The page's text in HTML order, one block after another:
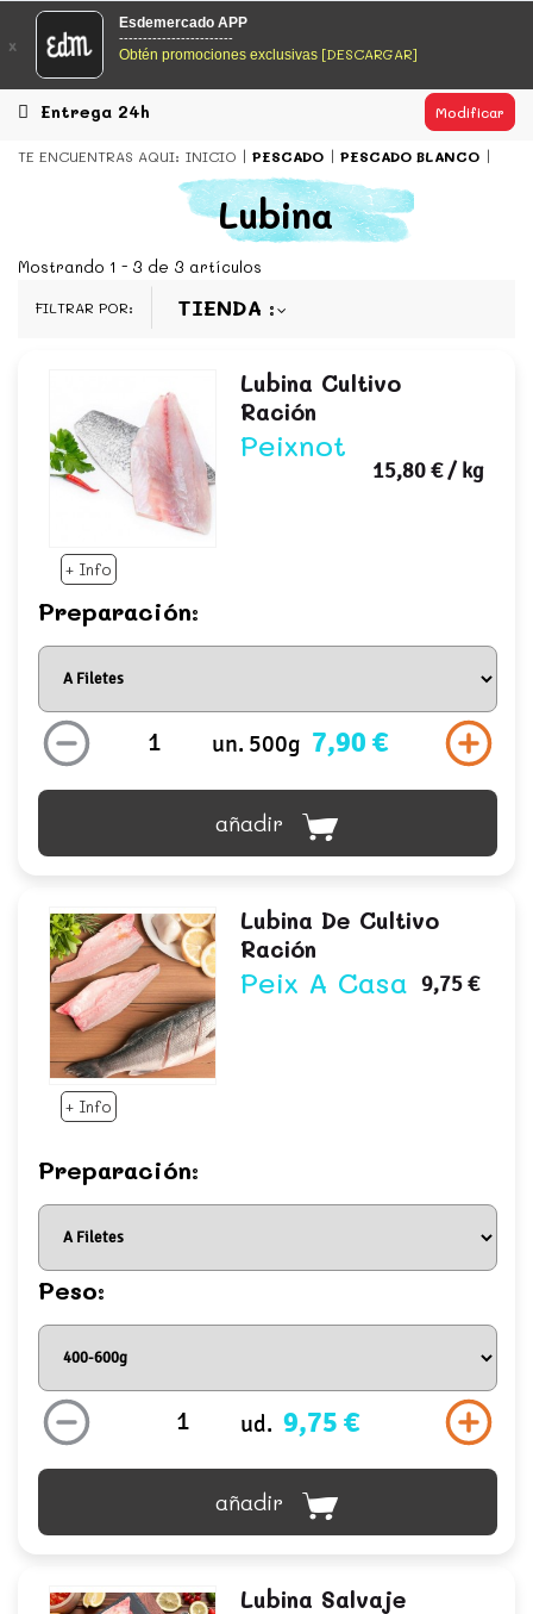
EsDeMercado.com
EsDeMercado.com
los mejores mercados de Barcelona y de productores
locales.
READ MORE
EsDeMercado.com
te lleva a casa los mejores productos de
los mejores mercados de Barcelona y de productores
x
Esdemercado APP
------------------------
Obtén promociones exclusivas [DESCARGAR]
Entrega 24h Modificar
TE ENCUENTRAS AQUI: INICIO PESCADO PESCADO BLANCO
Lubina
Mostrando 1 - 3 de 3 artículos
FILTRAR POR: TIENDA
+ Info
Lubina Cultivo
Ración
Peixnot
15,80 €/ kg
Preparación:
un. 500g 7,90 €
añadir
+ Info
Lubina De Cultivo
Ración
Peix A Casa 9,75 €
Preparación:
Peso:
ud. 9,75 €
añadir
Lubina Salvaje